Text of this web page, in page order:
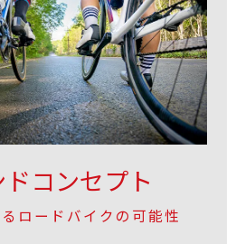
コンセプト
ロードバイクの可能性